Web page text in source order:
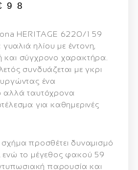
98
HERITAGE 6220/1 59
γυαλιά ηλίου με έντονη,
σύγχρονο χαρακτήρα.
συνδυάζεται με γκρι
ένα
αλλά ταυτόχρονα
για καθημερινές
προσθέτει δυναμισμό
το μέγεθος φακού 59
παρουσία και